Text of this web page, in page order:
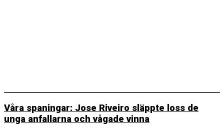
Våra spaningar: Jose Riveiro släppte loss de
unga anfallarna och vågade vinna